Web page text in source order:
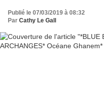
Publié le 07/03/2019 à 08:32
Par Cathy Le Gall